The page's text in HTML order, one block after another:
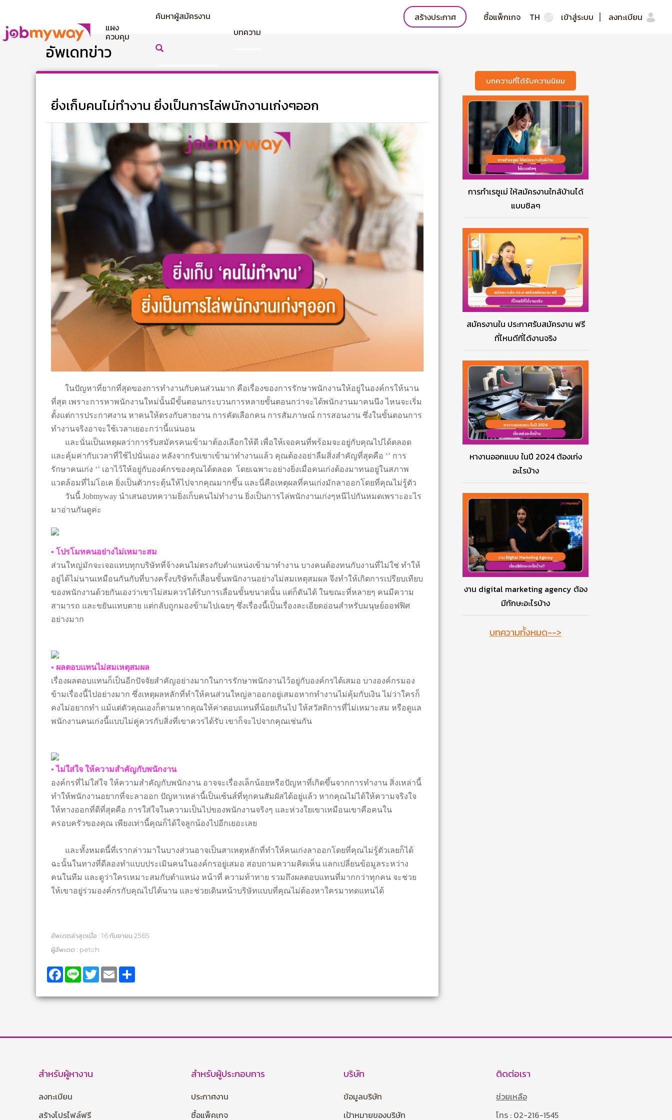
แผง
ควบคุม
ค้นหาผู้สมัครงาน
บทความ
สร้างประกาศ ซื้อแพ็กเกจ TH เข้าสู่ระบบ ลงทะเบียน
อัพเดทข่าว
ยิ่งเก็บคนไม่ทำงาน ยิ่งเป็นการไล่พนักงานเก่งๆออก
ในปัญหาที่ยากที่สุดของการทำงานกับคนส่วนมาก คือเรื่องของการรักษาพนักงานให้อยู่ในองค์กรให้นาน
ที่สุด เพราะการหาพนักงานใหม่นั้นมีขั้นตอนกระบวนการหลายขั้นตอนกว่าจะได้พนักงานมาคนนึง ไหนจะเริ่ม
ตั้งแต่การประกาศงาน หาคนให้ตรงกับสายงาน การคัดเลือกคน การสัมภาษณ์ การสอนงาน ซึ่งในขั้นตอนการ
ทำงานจริงอาจะใช้เวลาเยอะกว่านี้แน่นอน
และนั่นเป็นเหตุผลว่าการรับสมัครคนเข้ามาต้องเลือกให้ดี เพื่อให้เจอคนที่พร้อมจะอยู่กับคุณไปได้ตลอด
และคุ้มค่ากับเวลาที่ใช้ไปนั่นเอง หลังจากรับเขาเข้ามาทำงานแล้ว คุณต้องอย่าลืมสิ่งสำคัญที่สุดคือ ‘’ การ
รักษาคนเก่ง ‘’ เอาไว้ให้อยู่กับองค์กรของคุณได้ตลอด โดยเฉพาะอย่างยิ่งเมื่อคนเก่งต้องมาทนอยู่ในสภาพ
แวดล้อมที่ไม่โอเค ยิ่งเป็นตัวกระตุ้นให้ไปจากคุณมากขึ้น และนี่คือเหตุผลที่คนเก่งมักลาออกโดยที่คุณไม่รู้ตัว
วันนี้ Jobmyway นำเสนอบทความยิ่งเก็บคนไม่ทำงาน ยิ่งเป็นการไล่พนักงานเก่งๆหนีไปกันหมดเพราะอะไร
มาอ่านกันดูค่ะ
• โปรโมทคนอย่างไม่เหมาะสม
ส่วนใหญ่มักจะเจอแทบทุกบริษัทที่จ้างคนไม่ตรงกับตำแหน่งเข้ามาทำงาน บางคนต้องทนกับงานที่ไม่ใช่ ทำให้
อยู่ได้ไม่นานเหมือนกันกับที่บางครั้งบริษัทก็เลื่อนขั้นพนักงานอย่างไม่สมเหตุสมผล จึงทำให้เกิดการเปรียบเทียบ
ของพนักงานด้วยกันเองว่าเขาไม่สมควรได้รับการเลื่อนขั้นขนาดนั้น แต่ก็ดันได้ ในขณะที่หลายๆ คนมีความ
สามารถ และขยันแทบตาย แต่กลับถูกมองข้ามไปเฉยๆ ซึ่งเรื่องนี้เป็นเรื่องละเอียดอ่อนสำหรับมนุษย์ออฟฟิศ
อย่างมาก
• ผลตอบแทนไม่สมเหตุสมผล
เรื่องผลตอบแทนก็เป็นอีกปัจจัยสำคัญอย่างมากในการรักษาพนักงานไว้อยู่กับองค์กรได้เสมอ บางองค์กรมอง
ข้ามเรื่องนี้ไปอย่างมาก ซึ่งเหตุผลหลักที่ทำให้คนส่วนใหญ่ลาออกอยู่เสมอหากทำงานไม่คุ้มกับเงิน ไม่ว่าใครก็
คงไม่อยากทำ แม้แต่ตัวคุณเองก็ตามหากคุณให้ค่าตอบแทนที่น้อยเกินไป ให้สวัสดิการที่ไม่เหมาะสม หรือดูแล
พนักงานคนเก่งนี้แบบไม่คู่ควรกับสิ่งที่เขาควรได้รับ เขาก็จะไปจากคุณเช่นกัน
• ไม่ใส่ใจ ให้ความสำคัญกับพนักงาน
องค์กรที่ไม่ใส่ใจ ให้ความสำคัญกับพนักงาน อาจจะเรื่องเล็กน้อยหรือปัญหาที่เกิดขึ้นจากการทำงาน สิ่งเหล่านี้
ทำให้พนักงานอยากที่จะลาออก ปัญหาเหล่านี้เป็นเซ้นส์ที่ทุกคนสัมผัสได้อยู่แล้ว หากคุณไม่ได้ให้ความจริงใจ
ให้ทางออกที่ดีที่สุดคือ การใส่ใจในความเป็นไปของพนักงานจริงๆ และห่วงใยเขาเหมือนเขาคือคนใน
ครอบครัวของคุณ เพียงเท่านี้คุณก็ได้ใจลูกน้องไปอีกเยอะเลย
และทั้งหมดนี้ที่เรากล่าวมาในบางส่วนอาจเป็นสาเหตุหลักที่ทำให้คนเก่งลาออกโดยที่คุณไม่รู้ตัวเลยก็ได้
ฉะนั้นในทางที่ดีลองทำแบบประเมินคนในองค์กรอยู่เสมอ สอบถามความคิดเห็น แลกเปลี่ยนข้อมูลระหว่าง
คนในทีม และดูว่าใครเหมาะสมกับตำแหน่ง หน้าที่ ความท้าทาย รวมถึงผลตอบแทนที่มากกว่าทุกคน จะช่วย
ให้เขาอยู่ร่วมองค์กรกับคุณไปได้นาน และช่วยเดินหน้าบริษัทแบบที่คุณไม่ต้องหาใครมาทดแทนได้
อัพเดตล่าสุดเมื่อ : 16 กันยายน 2565
ผู้อัพเดต : petch
Facebook
Line TwitterEmail
บทความที่ได้รับความนิยม
การทำเรซูเม่ ให้สมัครงานใกล้บ้านได้
แบบชิลๆ
สมัครงานใน ประกาศรับสมัครงาน ฟรี
ที่ไหนดีที่ได้งานจริง
หางานออกแบบ ในปี 2024 ต้องเก่ง
อะไรบ้าง
งาน digital marketing agency ต้อง
มีทักษะอะไรบ้าง
บทความทั้งหมด-->
สำหรับผู้หางาน
ลงทะเบียน
สร้างโปรไฟล์ฟรี
สำหรับผู้ประกอบการ
ประกาศงาน
ซื้อแพ็คเกจ
บริษัท
ข้อมูลบริษัท
เป้าหมายของบริษัท
ติดต่อเรา
ช่วยเหลือ
โทร : 02-216-1545